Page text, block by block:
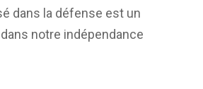
dans la défense est un
notre indépendance